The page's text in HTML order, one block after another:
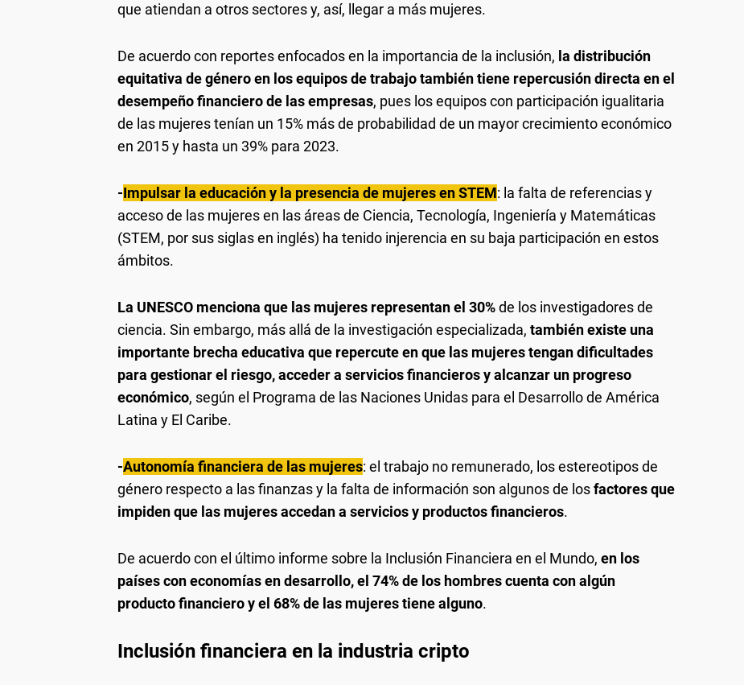
que atiendan a otros sectores y, así, llegar a más mujeres.
De acuerdo con reportes enfocados en la importancia de la inclusión, la distribución
equitativa de género en los equipos de trabajo también tiene repercusión directa en el
desempeño financiero de las empresas, pues los equipos con participación igualitaria
de las mujeres tenían un 15% más de probabilidad de un mayor crecimiento económico
en 2015 y hasta un 39% para 2023.
-Impulsar la educación y la presencia de mujeres en STEM: la falta de referencias y
acceso de las mujeres en las áreas de Ciencia, Tecnología, Ingeniería y Matemáticas
(STEM, por sus siglas en inglés) ha tenido injerencia en su baja participación en estos
ámbitos.
La UNESCO menciona que las mujeres representan el 30%de los investigadores de
ciencia. Sin embargo, más allá de la investigación especializada, también existe una
importante brecha educativa que repercute en que las mujeres tengan dificultades
para gestionar el riesgo, acceder a servicios financieros y alcanzar un progreso
económico, según el Programa de las Naciones Unidas para el Desarrollo de América
Latina y El Caribe.
-Autonomía financiera de las mujeres: el trabajo no remunerado, los estereotipos de
género respecto a las finanzas y la falta de información son algunos de losfactores que
impiden que las mujeres accedan a servicios y productos financieros.
De acuerdo con el último informe sobre la Inclusión Financiera en el Mundo, en los
países con economías en desarrollo, el 74% de los hombres cuenta con algún
producto financiero y el 68% de las mujeres tiene alguno.
Inclusión financiera en la industria cripto